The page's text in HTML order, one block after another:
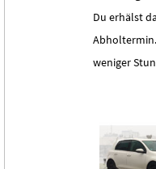
Du erhälst
weniger